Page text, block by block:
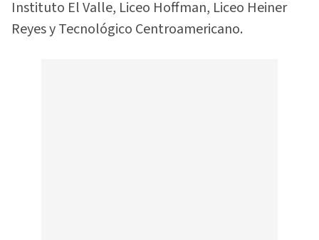
Instituto El Valle, Liceo Hoffman, Liceo Heiner
Reyes y Tecnológico Centroamericano.